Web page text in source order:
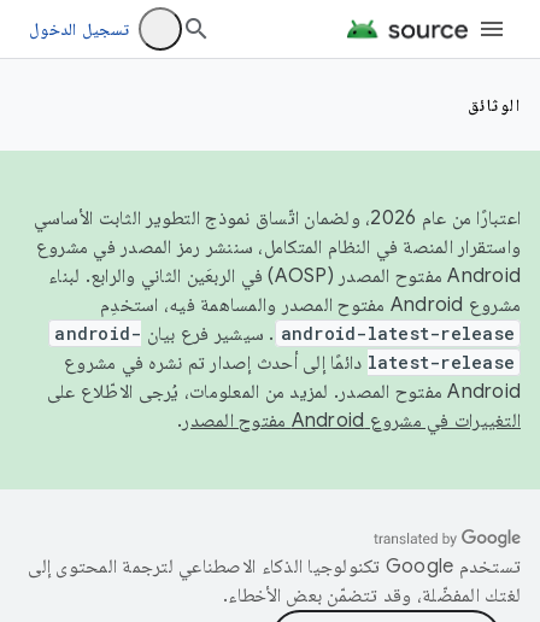
تسجيل الدخول
الوثائق
اعتبارًا من عام 2026، ولضمان اتّساق نموذج التطوير الثابت الأساسي
واستقرار المنصة في النظام المتكامل، سننشر رمز المصدر في مشروع
Android مفتوح المصدر (AOSP) في الربعَين الثاني والرابع. لبناء
مشروع Android مفتوح المصدر والمساهمة فيه، استخدِم
android-latest-release . سيشير فرع بيان android-
latest-release دائمًا إلى أحدث إصدار تم نشره في مشروع
Android مفتوح المصدر. لمزيد من المعلومات، يُرجى الاطّلاع على
التغييرات في مشروع Android مفتوح المصدر
.
تستخدم Google تكنولوجيا الذكاء الاصطناعي لترجمة المحتوى إلى
لغتك المفضّلة، وقد تتضمّن بعض الأخطاء.